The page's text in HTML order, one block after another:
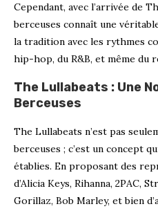
Cependant, avec l’arrivée de
berceuses connaît une
la tradition avec les rythmes
hip-hop, du R&B, et même du
The Lullabeats : Une
Berceuses
The Lullabeats n’est pas
berceuses ; c’est un concept
établies. En proposant des
d’Alicia Keys, Rihanna, 2PAC,
Gorillaz, Bob Marley, et bien